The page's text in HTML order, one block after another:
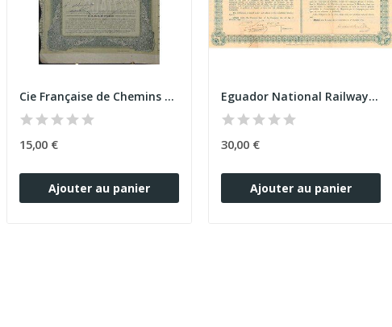
Cie Française de Chemins de Fer de l'Equateur
15,00 €
Ajouter au panier
Eguador National Railway Company Limited (Act £20)
30,00 €
Ajouter au panier